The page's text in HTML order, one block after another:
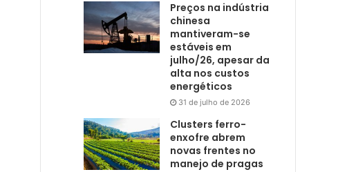
Preços na indústria
chinesa
mantiveram-se
estáveis em
julho/26, apesar da
alta nos custos
energéticos
31 de julho de 2026
Clusters ferro-
enxofre abrem
novas frentes no
manejo de pragas